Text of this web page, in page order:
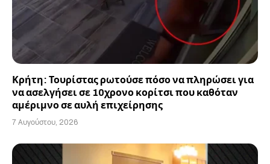
Κρήτη: Τουρίστας ρωτούσε πόσο να πληρώσει για
να ασελγήσει σε 10χρονο κορίτσι που καθόταν
αμέριμνο σε αυλή επιχείρησης
7 Αυγούστου, 2026